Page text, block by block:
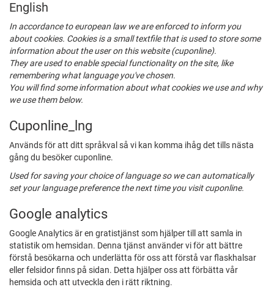
English
In accordance to european law we are enforced to inform you
about cookies. Cookies is a small textfile that is used to store some
information about the user on this website (cuponline).
They are used to enable special functionality on the site, like
remembering what language you've chosen.
You will find some information about what cookies we use and why
we use them below.
Cuponline_lng
Används för att ditt språkval så vi kan komma ihåg det tills nästa
gång du besöker cuponline.
Used for saving your choice of language so we can automatically
set your language preference the next time you visit cuponline.
Google analytics
Google Analytics är en gratistjänst som hjälper till att samla in
statistik om hemsidan. Denna tjänst använder vi för att bättre
förstå besökarna och underlätta för oss att förstå var flaskhalsar
eller felsidor finns på sidan. Detta hjälper oss att förbätta vår
hemsida och att utveckla den i rätt riktning.